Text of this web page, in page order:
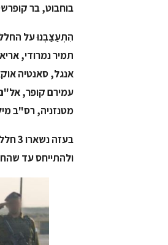
בוחבוט, בר
הִתְעַצַבְנוּ על
תמיר נמרודי,
אנגל, סאנטיה
עמירם קופר,
מטנזניה, רס"ב
ולהתייחס עד